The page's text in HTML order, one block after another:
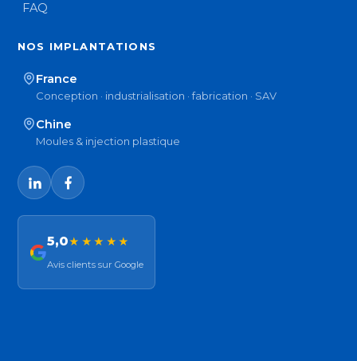
FAQ
NOS IMPLANTATIONS
France
Conception · industrialisation · fabrication · SAV
Chine
Moules & injection plastique
5,0★★★★★
Avis clients sur Google